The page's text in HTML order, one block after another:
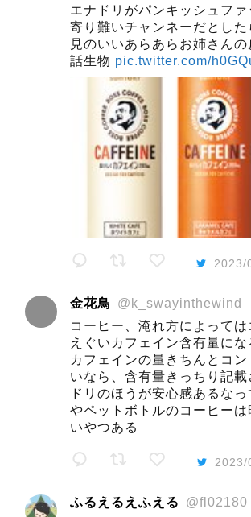
エナドリがパンキッシュファ
寄り難いチャンネーだとした
見のいいあらあらお姉さん
話生物 pic.twitter.com/
2023/
金花鳥
@k_swayinthewind
コーヒー、淹れ方によっては
えぐいカフェイン含有量にな
カフェインの量きちんとコン
いなら、含有量きっちり記載
ドリのほうが安心感あるな
やペットボトルのコーヒーは
いやつある
2023/
ふるえるえふえる
@fl02180